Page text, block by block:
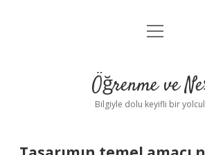
Anasayfa
Yasal Uyarı
menüyü
Öğrenme ve
Bilgiyle dolu keyifli bir